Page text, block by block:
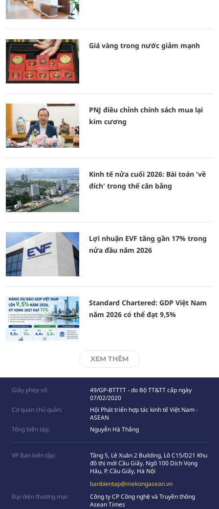
Giá vàng trong nước giảm mạnh
PNJ điều chỉnh chính sách mua lại
kim cương
Kinh tế nửa cuối 2026: Bài toán 'về
đích' trong thế cân bằng
Lợi nhuận EVF tăng gần 17% trong
nửa đầu năm 2026
Standard Chartered: GDP Việt Nam
năm 2026 có thể đạt 9,5%
XEM THÊM
Giấy phép số:
49/GP-BTTTT - do Bộ TT&TT cấp ngày
07/02/2020
Cơ quan chủ quản:
Hội Phát triển hợp tác kinh tế Việt Nam -
ASEAN
Tổng biên tập:
Nguyễn Hà Thắng
VP Ban biên tập:
Tầng 5, Lê Xuân 2 Building, Lô C15/D21 Khu
đô thị mới Cầu Giấy, Ngõ 100 Dịch Vọng
Hâụ, P. Cầu Giấy, Hà Nội
banbientap@mekongasean.vn
Đại diện thương mại:
Công ty CP Công nghệ và Truyền thông
Asean Times